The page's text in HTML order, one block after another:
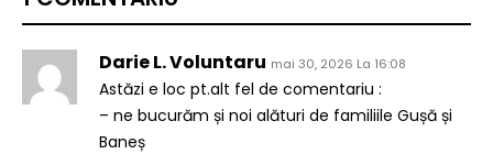
Darie L. Voluntaru mai 30, 2026 La 16:08
Astăzi e loc pt.alt fel de comentariu :
– ne bucurăm și noi alături de familiile Gușă și
Baneș